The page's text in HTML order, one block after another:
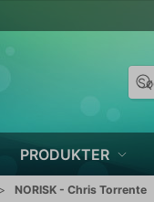
PRODUKTER
NORISK - Chris Torrente